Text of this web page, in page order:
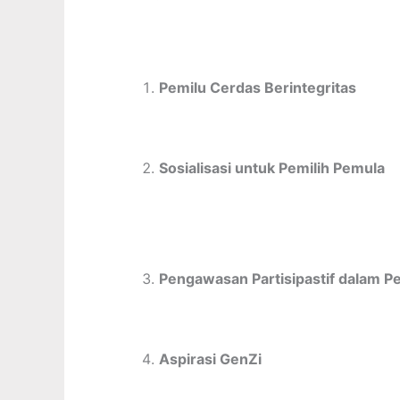
Pemilu Cerdas Berintegritas
Sosialisasi untuk Pemilih Pemula
Pengawasan Partisipastif dalam
Aspirasi GenZi